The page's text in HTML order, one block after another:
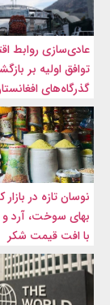
عادی‌سازی روابط
توافق اولیه بر
گذرگاه‌های
نوسان تازه در بازار
بهای سوخت، آرد و
با افت قیمت شکر